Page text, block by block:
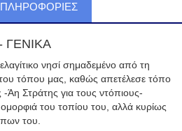
ΠΛΗΡΟΦΟΡΊΕΣ
ΓΕΝΙΚΑ
νησί σημαδεμένο από τη
του τόπου μας, καθώς απετέλεσε τόπο
-Άη Στράτης για τους ντόπιους-
του τοπίου του, αλλά κυρίως
του.